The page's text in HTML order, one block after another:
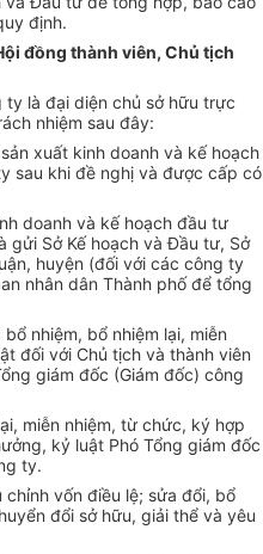
định.
đồng thành viên, Chủ tịch
ty là đại diện chủ sở hữu trực
nhiệm sau đây:
xuất kinh doanh và kế hoạch
sau khi đề nghị và được cấp có
doanh và kế hoạch đầu tư
gửi Sở Kế hoạch và Đầu tư, Sở
huyện (đối với các công ty
nhân dân Thành phố để tổng
nhiệm, bổ nhiệm lại, miễn
đối với Chủ tịch và thành viên
giám đốc (Giám đốc) công
miễn nhiệm, từ chức, ký hợp
kỷ luật Phó Tổng giám đốc
ty.
vốn điều lệ; sửa đổi, bổ
đổi sở hữu, giải thể và yêu